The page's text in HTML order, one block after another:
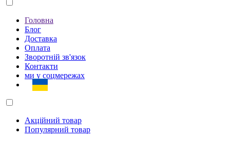
Головна
Блог
Доставка
Оплата
Зворотній зв'язок
Контакти
ми у соцмережах
Акційний товар
Популярний товар